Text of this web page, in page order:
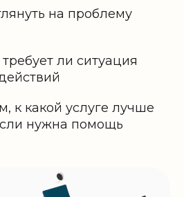
на проблему
ли ситуация
к какой услуге лучше
нужна помощь